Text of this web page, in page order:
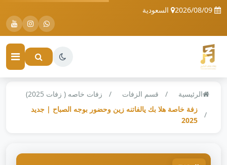
السعودية
الرئيسية قسم الزفات
زفات خاصه ( زفات 2025)
زفة خاصة هلا بك يالفاتنه زين وحضور بوجه الصباح | جديد
2025